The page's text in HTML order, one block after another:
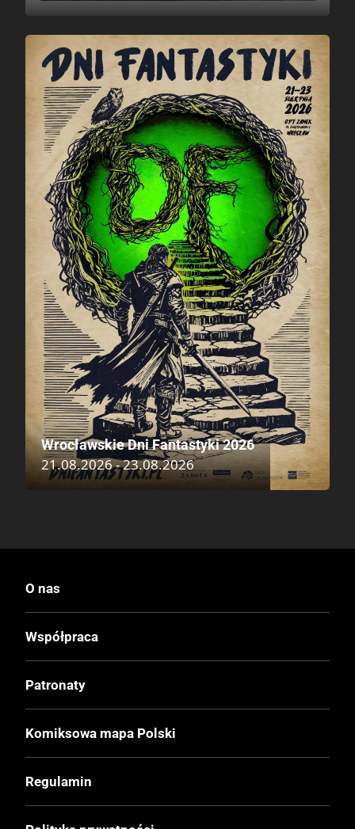
Wrocławskie Dni Fantastyki 2026
21.08.2026 - 23.08.2026
O nas
Współpraca
Patronaty
Komiksowa mapa Polski
Regulamin